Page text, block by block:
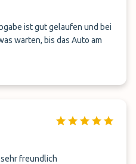
ist gut gelaufen und bei
warten, bis das Auto am
freundlich